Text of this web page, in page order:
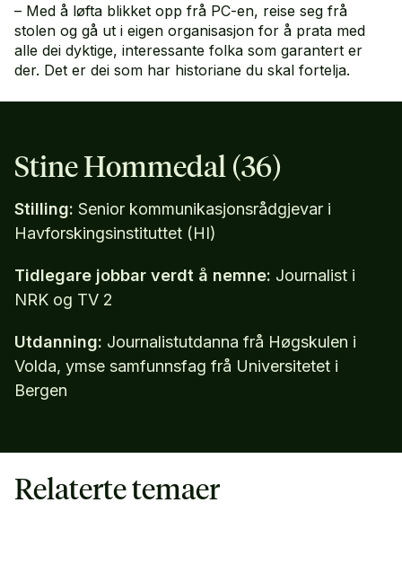
– Med å løfta blikket opp frå PC-en, reise seg frå
stolen og gå ut i eigen organisasjon for å prata med
alle dei dyktige, interessante folka som garantert er
der. Det er dei som har historiane du skal fortelja.
Stine Hommedal (36)
Stilling: Senior kommunikasjonsrådgjevar i
Havforskingsinstituttet (HI)
Tidlegare jobbar verdt å nemne: Journalist i
NRK og TV 2
Utdanning: Journalistutdanna frå Høgskulen i
Volda, ymse samfunnsfag frå Universitetet i
Bergen
Relaterte temaer